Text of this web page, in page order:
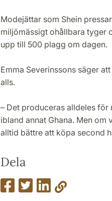
Modejättar som Shein
miljömässigt ohållbara tyger
upp till 500 plagg om dagen.
Emma Severinssons säger
alls.
– Det produceras alldeles
ibland annat Ghana. Men
alltid bättre att köpa second
Dela